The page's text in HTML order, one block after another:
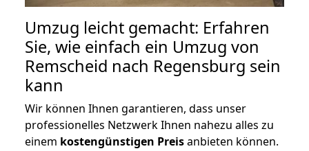
Umzug leicht gemacht: Erfahren
Sie, wie einfach ein Umzug von
Remscheid nach Regensburg sein
kann
Wir können Ihnen garantieren, dass unser
professionelles Netzwerk Ihnen nahezu alles zu
einem kostengünstigen Preisanbieten können.